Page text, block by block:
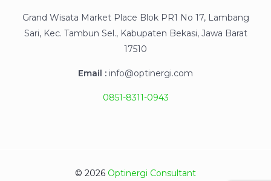
Grand Wisata Market Place Blok PR1 No 17, Lambang
Sari, Kec. Tambun Sel., Kabupaten Bekasi, Jawa Barat
17510
Email : info@optinergi.com
0851-8311-0943
© 2026 Optinergi Consultant